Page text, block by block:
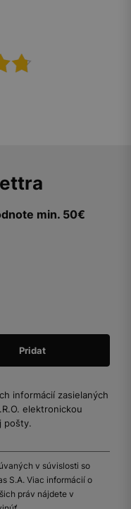
min. 50€
informácií zasielaných
elektronickou
pošty.
v súvislosti so
S.A. Viac informácií o
práv nájdete v